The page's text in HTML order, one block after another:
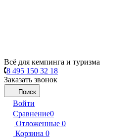
Всё для кемпинга и туризма
8 495 150 32 18
Заказать звонок
Поиск
Войти
Сравнение0
Отложенные 0
Корзина 0